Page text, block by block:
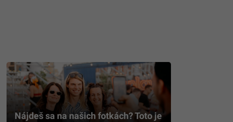
Nájdeš sa na našich fotkách? Toto je